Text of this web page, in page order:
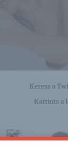
sem szégyenlős.
Keress a
Kattints a